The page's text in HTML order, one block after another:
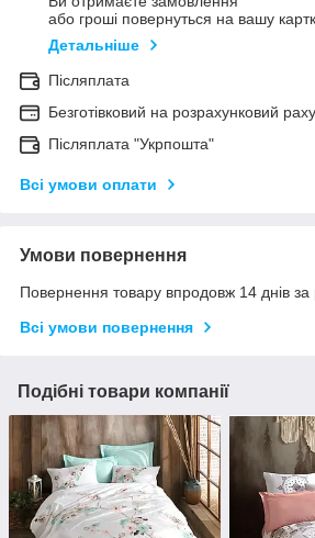
або гроші повернуться на вашу
Детальніше
Післяплата
Безготівковий на розрахунковий
Післяплата "Укрпошта"
Всі умови оплати
Умови повернення
Повернення товару впродовж 14 днів за
Всі умови повернення
Подібні товари компанії